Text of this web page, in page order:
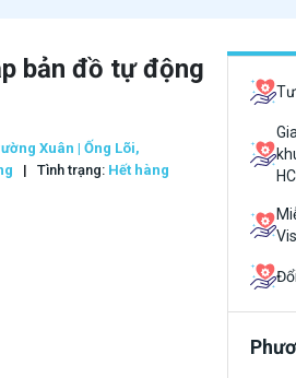
bản đồ tự động
Xuân | Ống Lõi,
| Tình trạng: Hết hàng